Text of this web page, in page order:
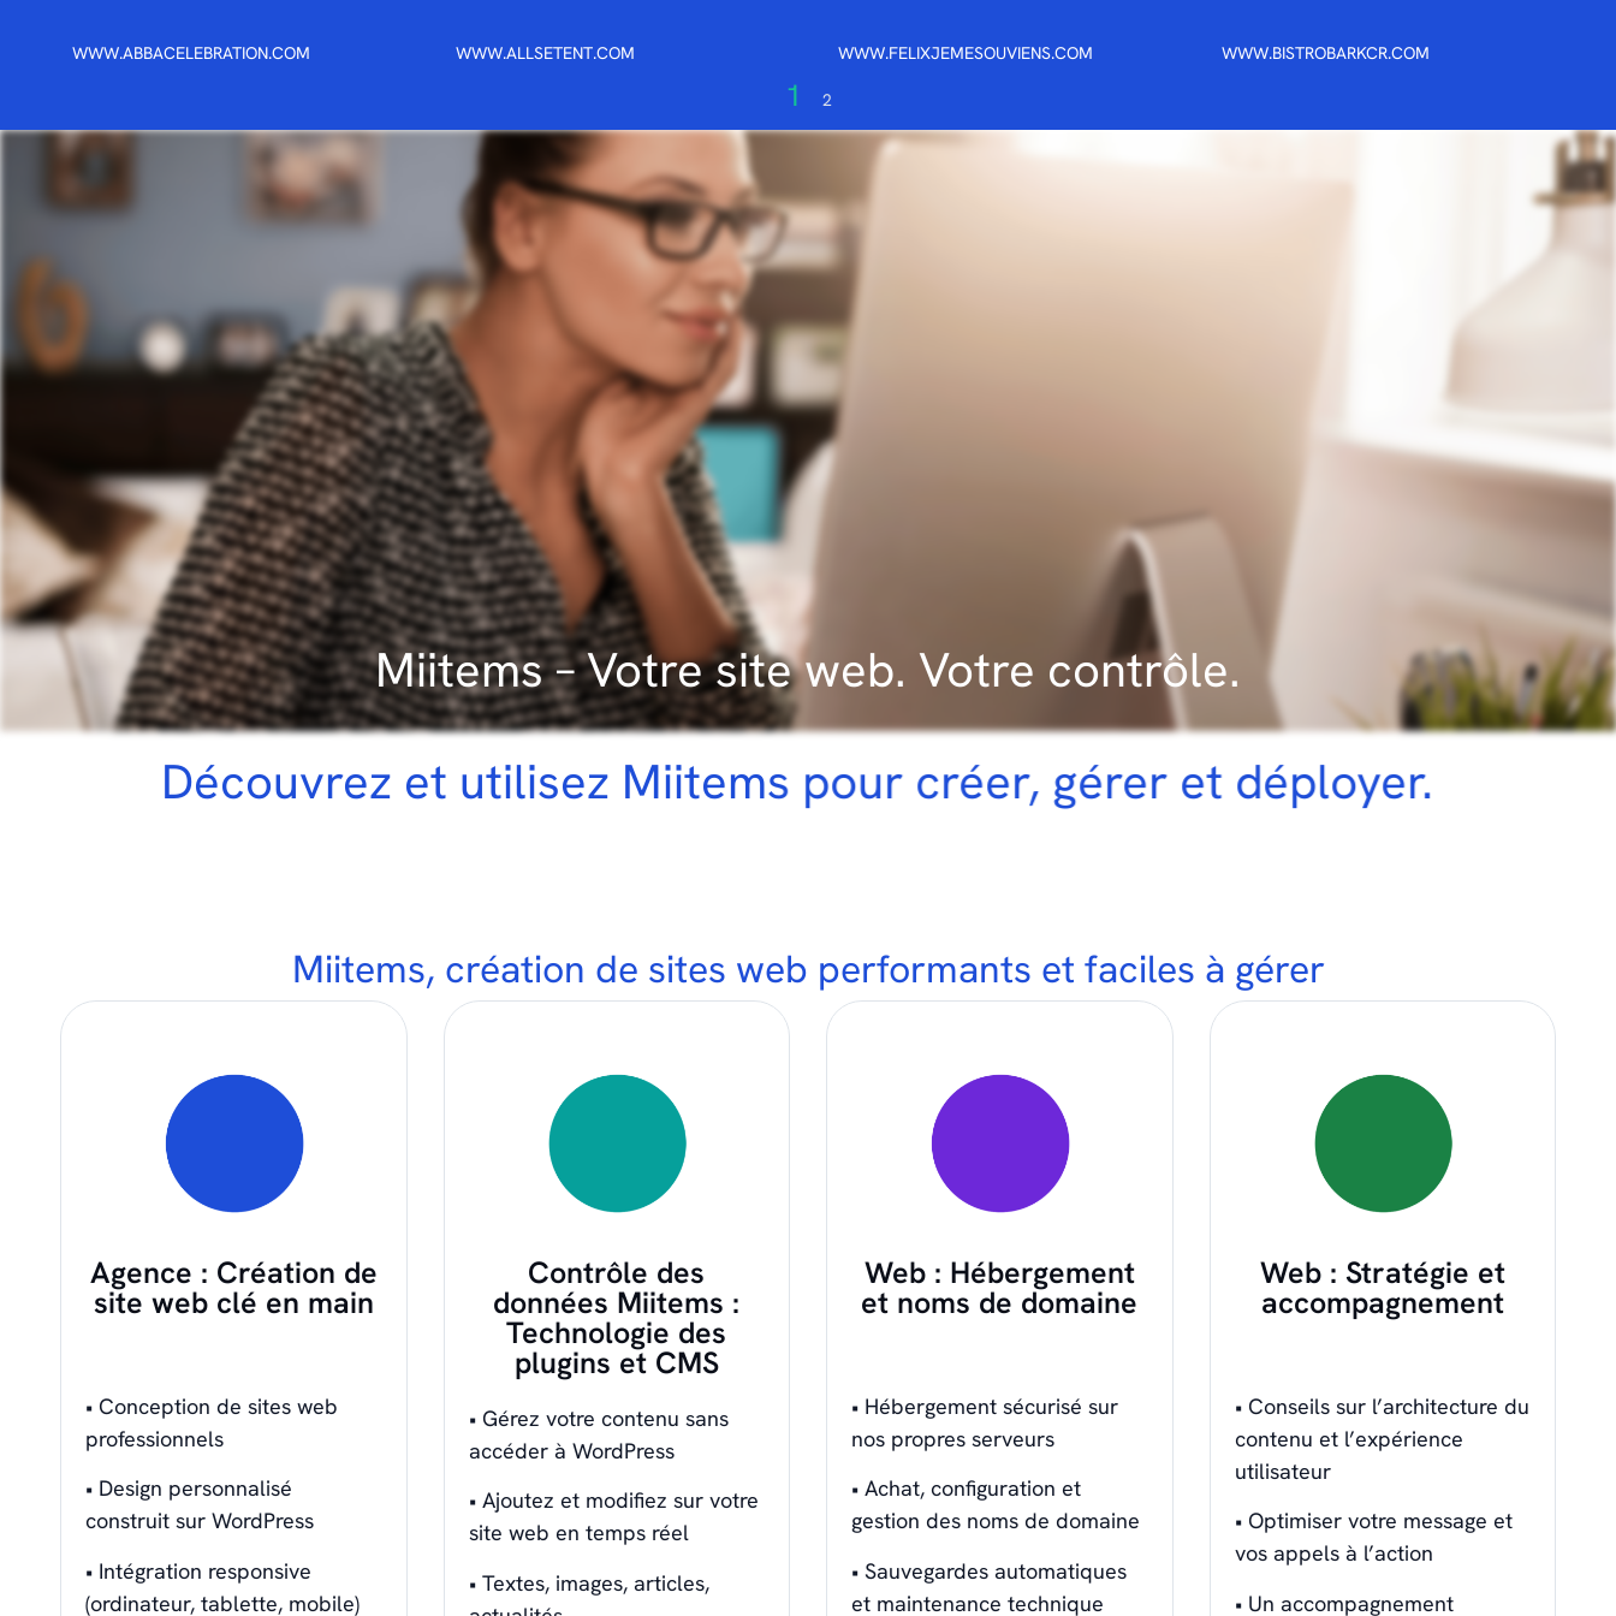
WWW.ABBACELEBRATION.COM WWW.ALLSETENT.COM WWW.FELIXJEMESOUVIENS.COM WWW.BISTROBARKCR.COM
1 2
et utilisez Miitems pour créer, gérer et déployer.
Miitems – Votre site web. Votre contrôle.
Miitems, création de sites web performants et faciles à gérer
Agence : Création de
site web clé en main
• Conception de sites web
professionnels
• Design personnalisé
construit sur WordPress
• Intégration responsive
(ordinateur, tablette, mobile)
Contrôle des
données Miitems :
Technologie des
plugins et CMS
• Gérez votre contenu sans
accéder à WordPress
• Ajoutez et modifiez sur votre
site web en temps réel
• Textes, images, articles,
Web : Hébergement
et noms de domaine
• Hébergement sécurisé sur
nos propres serveurs
• Achat, configuration et
gestion des noms de domaine
• Sauvegardes automatiques
et maintenance technique
Web : Stratégie et
accompagnement
• Conseils sur l’architecture du
contenu et l’expérience
utilisateur
• Optimiser votre message et
vos appels à l’action
• Un accompagnement